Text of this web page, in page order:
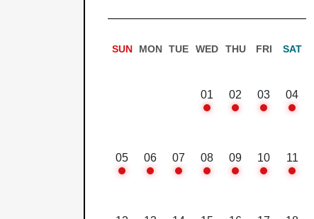
SUN MON TUE WED THU FRI SAT
01 02 03 04
05 06 07 08 09 10 11